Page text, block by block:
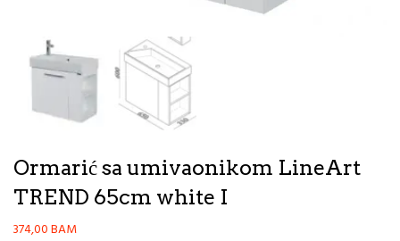
Ormarić sa umivaonikom LineArt
TREND 65cm white I
374,00BAM